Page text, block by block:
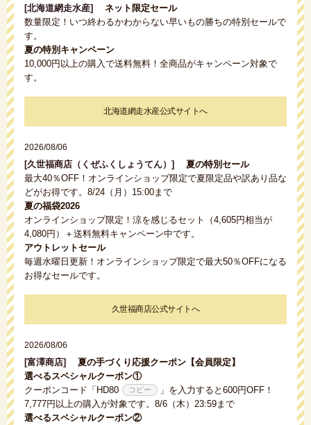
[北海道網走水産]
ネット限定セール
数量限定！いつ終わるかわからない早いもの勝ちの特別セールで
す。
夏の特別キャンペーン
10,000円以上の購入で送料無料！全商品がキャンペーン対象で
す。
北海道網走水産公式サイトへ
2026/08/06
[久世福商店（くぜふくしょうてん）]
夏の特別セール
最大40％OFF！オンラインショップ限定で夏限定品や訳あり品な
どがお得です。8/24（月）15:00まで
夏の福袋2026
オンラインショップ限定！涼を感じるセット（4,605円相当が
4,080円）＋送料無料キャンペーン中です。
アウトレットセール
毎週水曜日更新！オンラインショップ限定で最大50％OFFになる
お得なセールです。
久世福商店公式サイトへ
2026/08/06
[富澤商店]
夏の手づくり応援クーポン【会員限定】
選べるスペシャルクーポン①
クーポンコード「HD80
」を入力すると600円OFF！
7,777円以上の購入が対象です。8/6（木）23:59まで
選べるスペシャルクーポン②